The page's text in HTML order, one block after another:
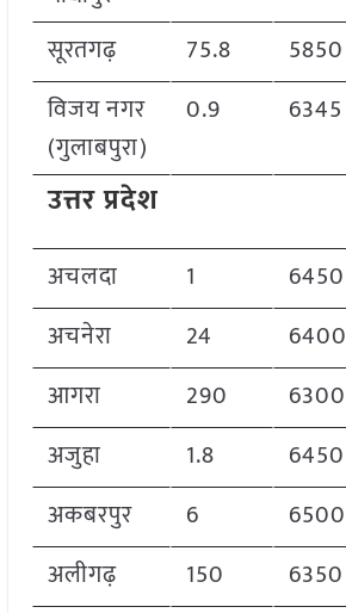
सूरतगढ़ 75.8 5850
विजय नगर
(गुलाबपुरा)
0.9 6345
उत्तर प्रदेश
अचलदा 1 6450
अचनेरा
24 6400
आगरा
290 6300
अजुहा
1.8 6450
अकबरपुर
6 6500
अलीगढ़
150 6350